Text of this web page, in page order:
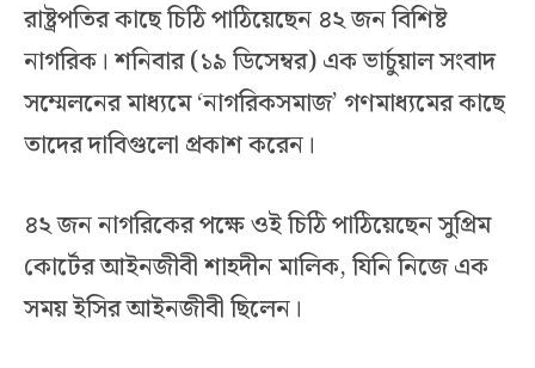
রাষ্ট্রপতির কাছে চিঠি পাঠিয়েছেন ৪২ জন বিশিষ্ট
নাগরিক। শনিবার (১৯ ডিসেম্বর) এক ভার্চুয়াল সংবাদ
সম্মেলনের মাধ্যমে ‘নাগরিকসমাজ’ গণমাধ্যমের কাছে
তাদের দাবিগুলো প্রকাশ করেন।
৪২ জন নাগরিকের পক্ষে ওই চিঠি পাঠিয়েছেন সুপ্রিম
কোর্টের আইনজীবী শাহদীন মালিক, যিনি নিজে এক
সময় ইসির আইনজীবী ছিলেন।